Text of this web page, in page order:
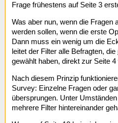
Frage frühestens auf Seite 3
Was aber nun, wenn die Fragen
werden sollen, wenn die erste
Dann muss ein wenig um die
leitet der Filter alle Befragten, die
gewählt haben, direkt zur Seite 4
Nach diesem Prinzip
Survey: Einzelne Fragen oder
übersprungen. Unter
mehrere Filter hintereinander